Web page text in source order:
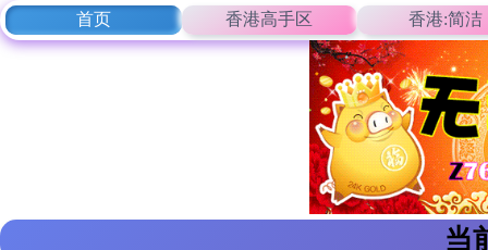
首页 香港高手区 香港:简洁
当